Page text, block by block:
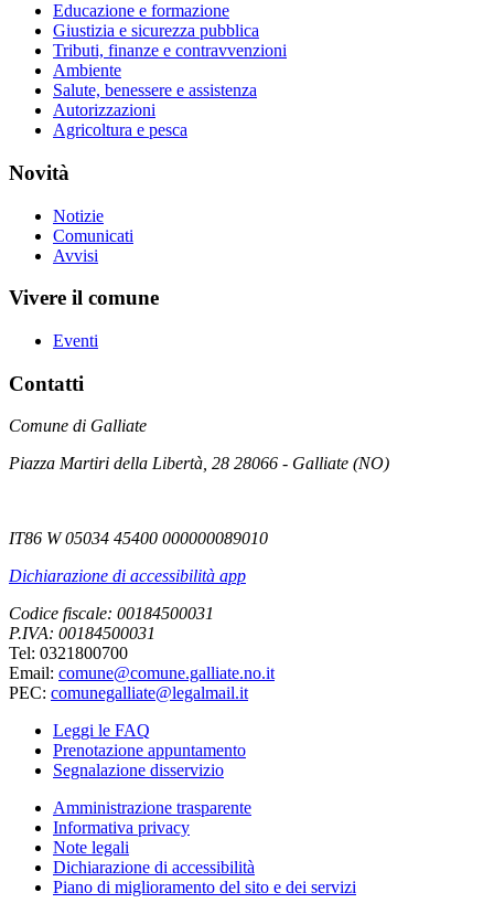
Educazione e formazione
Giustizia e sicurezza pubblica
Tributi, finanze e contravvenzioni
Ambiente
Salute, benessere e assistenza
Autorizzazioni
Agricoltura e pesca
Novità
Notizie
Comunicati
Avvisi
Vivere il comune
Eventi
Contatti
Comune di Galliate
Piazza Martiri della Libertà, 28 28066 - Galliate (NO)
IT86 W 05034 45400 000000089010
Dichiarazione di accessibilità app
Codice fiscale: 00184500031
P.IVA: 00184500031
Tel: 0321800700
Email: comune@comune.galliate.no.it
PEC: comunegalliate@legalmail.it
Leggi le FAQ
Prenotazione appuntamento
Segnalazione disservizio
Amministrazione trasparente
Informativa privacy
Note legali
Dichiarazione di accessibilità
Piano di miglioramento del sito e dei servizi